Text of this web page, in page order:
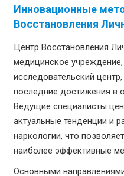
Инновационные
Восстановления
Центр Восстановления
медицинское
исследовательский
последние достижения в
Ведущие специалисты
актуальные тенденции и
наркологии, что
наиболее эффективные
Основными